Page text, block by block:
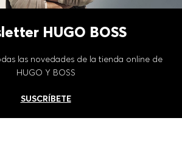
HUGO BOSS
las novedades de la tienda online de
HUGO Y BOSS
SUSCRÍBETE